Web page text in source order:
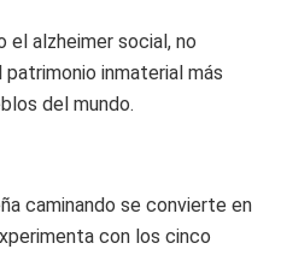
el alzheimer social, no
inmaterial más
del mundo.
caminando se convierte en
con los cinco